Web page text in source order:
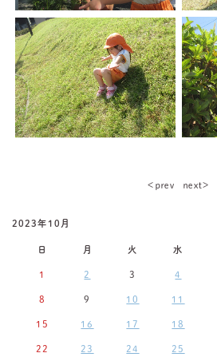
＜ｐｒｅｖ ｎｅｘｔ＞
2023年10月
日 月 火 水
1 2 3 4
8 9 10 11
15 16 17 18
22 23 24 25